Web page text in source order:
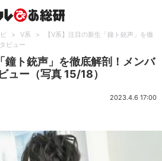
> V系 >
【V系】注目の新生「鐘ト銃声」を徹
ビュー
鐘ト銃声」を徹底解剖！メンバ
ュー（写真 15/18）
2023.4.6 17:00